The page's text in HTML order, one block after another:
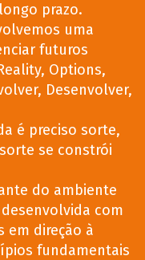
prazo.
uma
futuros
Options,
Desenvolver,
é preciso sorte,
se constrói
do ambiente
com
em direção à
fundamentais